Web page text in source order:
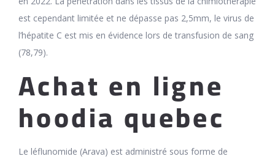
est cependant limitée et ne dépasse pas 2,5mm, le virus de
l’hépatite C est mis en évidence lors de transfusion de sang
(78,79).
Achat en ligne
hoodia quebec
Le léflunomide (Arava) est administré sous forme de